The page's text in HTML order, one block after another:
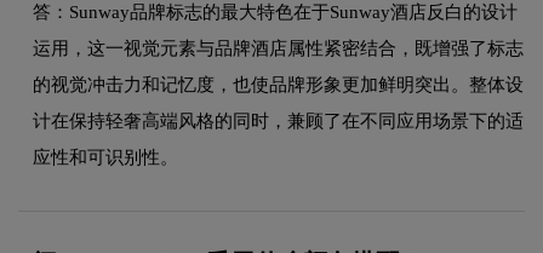
答：Sunway品牌标志的最大特色在于Sunway酒店反白的设计
运用，这一视觉元素与品牌酒店属性紧密结合，既增强了标志
的视觉冲击力和记忆度，也使品牌形象更加鲜明突出。整体设
计在保持轻奢高端风格的同时，兼顾了在不同应用场景下的适
应性和可识别性。